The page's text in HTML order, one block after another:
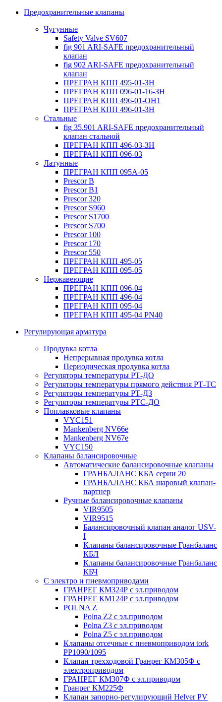
Предохранительные клапаны
Чугунные
Safety Valve SV607
fig 901 ARI-SAFE предохранительный
клапан
fig 902 ARI-SAFE предохранительный
клапан
ПРЕГРАН КПП 495-01-ЗН
ПРЕГРАН КПП 096-01-16-ЗН
ПРЕГРАН КПП 496-01-ОН1
ПРЕГРАН КПП 496-01-ЗН
Стальные
fig 35.901 ARI-SAFE предохранительный
клапан стальной
ПРЕГРАН КПП 496-03-ЗН
ПРЕГРАН КПП 096-03
Латунные
ПРЕГРАН КПП 095А-05
Prescor B
Prescor B1
Prescor 320
Prescor S960
Prescor S1700
Prescor S700
Prescor 100
Prescor 170
Prescor 550
ПРЕГРАН КПП 495-05
ПРЕГРАН КПП 095-05
Нержавеющие
ПРЕГРАН КПП 096-04
ПРЕГРАН КПП 496-04
ПРЕГРАН КПП 095-04
ПРЕГРАН КПП 495-04 PN40
Регулирующая арматура
Продувка котла
Непрерывная продувка котла
Периодическая продувка котла
Регуляторы температуры РТ-ДО
Регуляторы температуры прямого действия РТ-ТС
Регуляторы температуры РТ-ДЗ
Регуляторы температуры РТС-ДО
Поплавковые клапаны
VYC151
Mankenberg NV66e
Mankenberg NV67e
VYC150
Клапаны балансировочные
Автоматические балансировочные клапаны
ГРАНБАЛАНС КБА серии 20
ГРАНБАЛАНС КБА шаровый клапан-
партнер
Ручные балансировочные клапаны
VIR9505
VIR9515
Балансировочный клапан аналог USV-
I
Клапаны балансировочные Гранбаланс
КБЛ
Клапаны балансировочные Гранбаланс
КБЧ
С электро и пневмоприводами
ГРАНРЕГ КМ324Р с эл.приводом
ГРАНРЕГ КМ124Р с эл.приводом
POLNA Z
Polna Z2 с эл.приводом
Polna Z3 с эл.приводом
Polna Z5 с эл.приводом
Клапаны отсечные с пневмоприводом tork
PP1090/1095
Клапан трехходовой Гранрег КМ305Ф с
электроприводом
ГРАНРЕГ КМ307Ф с эл.приводом
Гранрег KM225Ф
Клапан запорно-регулирующий Helver PV